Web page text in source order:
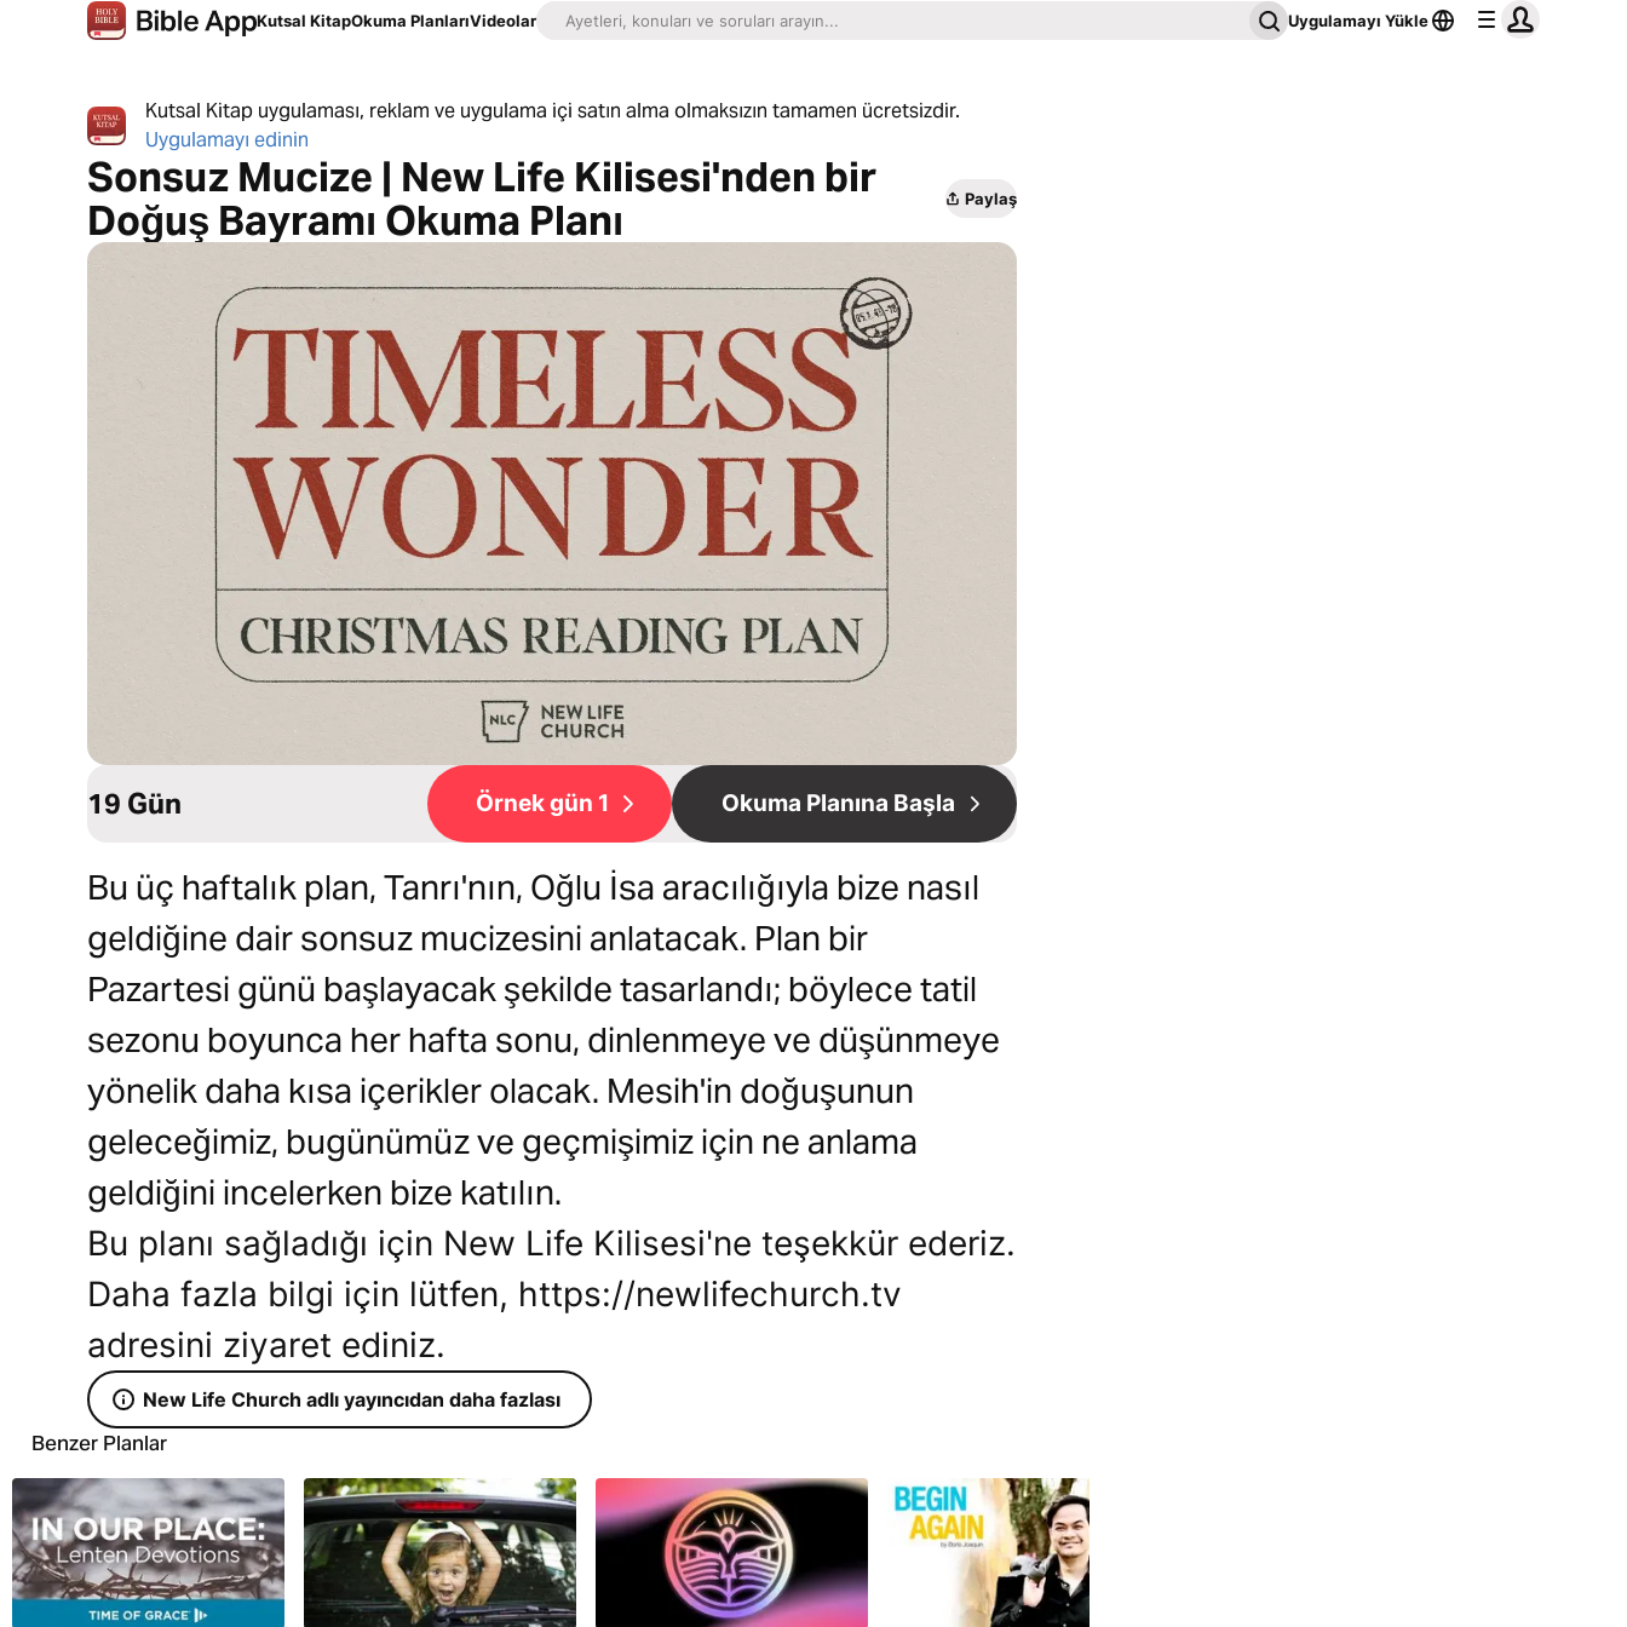
Kutsal KitapOkuma PlanlarıVideolar Uygulamayı Yükle
Kutsal Kitap uygulaması, reklam ve uygulama içi satın alma olmaksızın tamamen ücretsizdir.
Uygulamayı edinin
Sonsuz Mucize | New Life Kilisesi'nden bir
Doğuş Bayramı Okuma Planı
Paylaş
19 Gün Örnek gün 1 Okuma Planına Başla
Bu üç haftalık plan, Tanrı'nın, Oğlu İsa aracılığıyla bize nasıl
geldiğine dair sonsuz mucizesini anlatacak. Plan bir
Pazartesi günü başlayacak şekilde tasarlandı; böylece tatil
sezonu boyunca her hafta sonu, dinlenmeye ve düşünmeye
yönelik daha kısa içerikler olacak. Mesih'in doğuşunun
geleceğimiz, bugünümüz ve geçmişimiz için ne anlama
geldiğini incelerken bize katılın.
Bu planı sağladığı için New Life Kilisesi'ne teşekkür ederiz.
Daha fazla bilgi için lütfen, https://newlifechurch.tv
adresini ziyaret ediniz.
New Life Church adlı yayıncıdan daha fazlası
Benzer Planlar